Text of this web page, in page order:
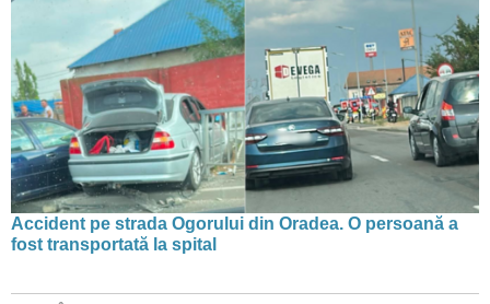
Accident pe strada Ogorului din Oradea. O persoană a
fost transportată la spital